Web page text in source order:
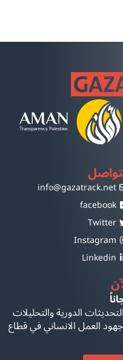
info@gazatrack.net
facebook
Twitter
Instagram
Linkedin
الدورية والتحليلات
العمل الانساني في قطاع